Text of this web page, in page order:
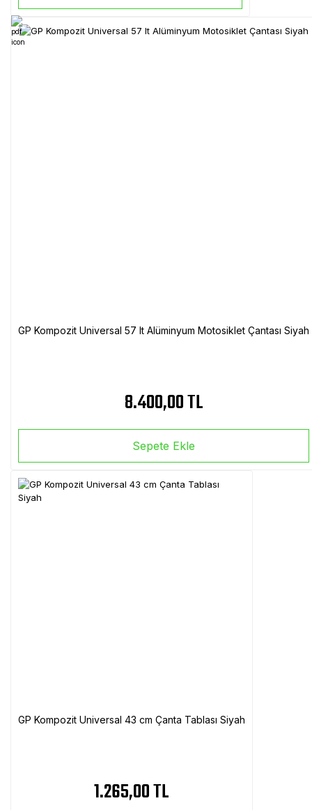
GP Kompozit Universal 57 lt Alüminyum Motosiklet Çantası Siyah
8.400,00 TL
Sepete Ekle
GP Kompozit Universal 43 cm Çanta Tablası Siyah
1.265,00 TL